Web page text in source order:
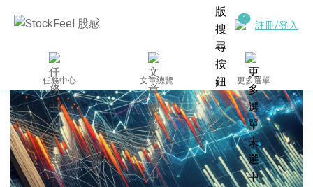
註冊/登入
任務中心 文章總覽 更多選單